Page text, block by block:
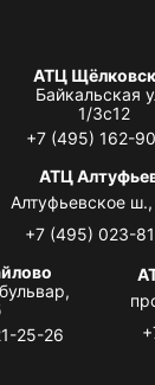
АТЦ
Байкальская
1/3с12
+7 (495) 162-
АТЦ
Алтуфьевское
+7 (495) 023-
25-26